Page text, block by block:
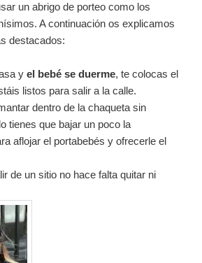
un abrigo de porteo como los
A continuación os explicamos
destacados:
y el bebé se duerme, te colocas el
listos para salir a la calle.
dentro de la chaqueta sin
tienes que bajar un poco la
aflojar el portabebés y ofrecerle el
de un sitio no hace falta quitar ni